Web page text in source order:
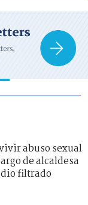
abuso sexual
de alcaldesa
filtrado